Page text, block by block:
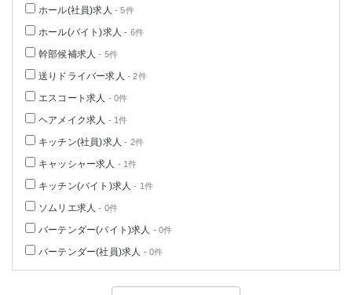
ホール(社員)求人 - 5件
ホール(バイト)求人 - 6件
幹部候補求人 - 5件
送りドライバー求人 - 2件
エスコート求人 - 0件
ヘアメイク求人 - 1件
キッチン(社員)求人 - 2件
キャッシャー求人 - 1件
キッチン(バイト)求人 - 1件
ソムリエ求人 - 0件
バーテンダー(バイト)求人 - 0件
バーテンダー(社員)求人 - 0件